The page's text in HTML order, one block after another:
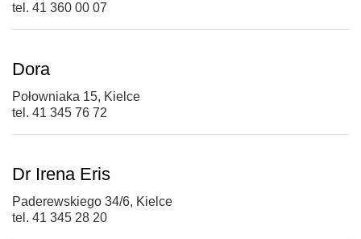
tel. 41 360 00 07
Dora
Połowniaka 15, Kielce
tel. 41 345 76 72
Dr Irena Eris
Paderewskiego 34/6, Kielce
tel. 41 345 28 20